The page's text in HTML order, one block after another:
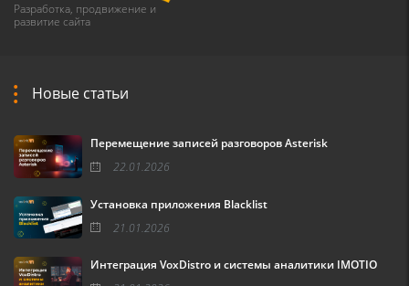
Разработка, продвижение и
развитие сайта
Новые статьи
Перемещение записей разговоров Asterisk
22.01.2026
Установка приложения Blacklist
21.01.2026
Интеграция VoxDistro и системы аналитики IMOTIO